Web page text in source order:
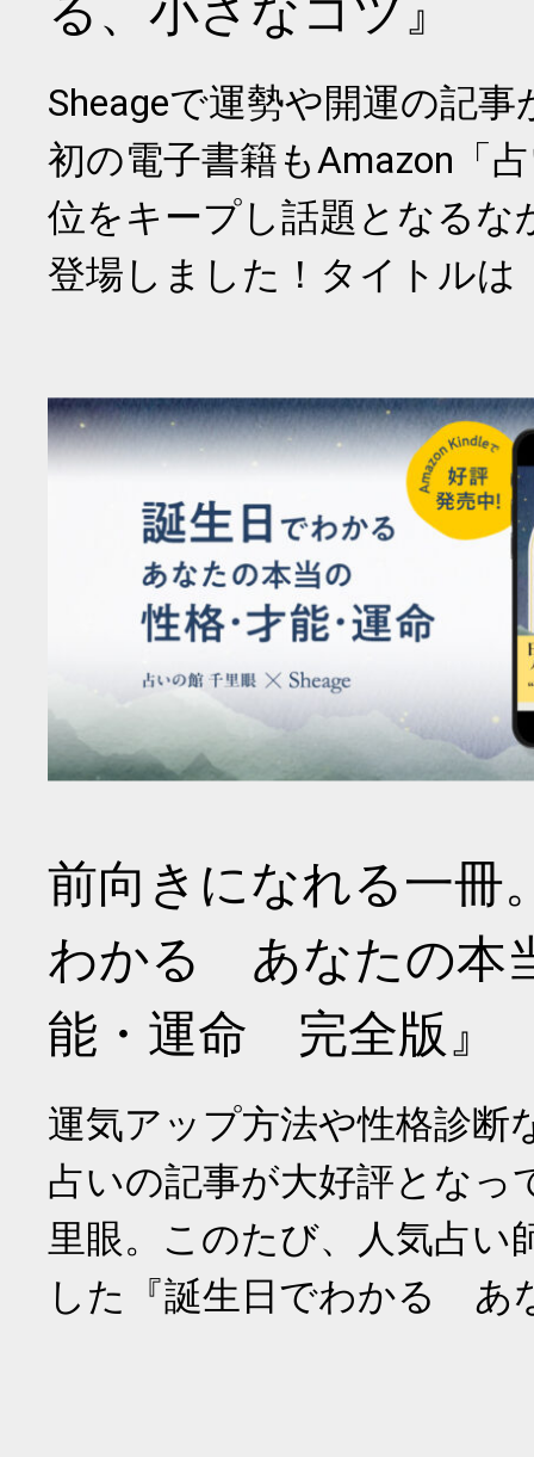
る、小さなコツ』
Sheageで運勢や開運の記
初の電子書籍もAmazon「
位をキープし話題となるな
登場しました！タイトルは
前向きになれる一冊
わかる あなたの本
能・運命 完全版』
運気アップ方法や性格診断
占いの記事が大好評となっ
里眼。このたび、人気占い
した『誕生日でわかる あ